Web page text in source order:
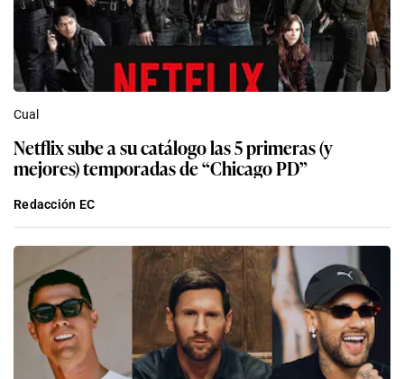
Cual
Netflix sube a su catálogo las 5 primeras (y
mejores) temporadas de “Chicago PD”
Redacción EC